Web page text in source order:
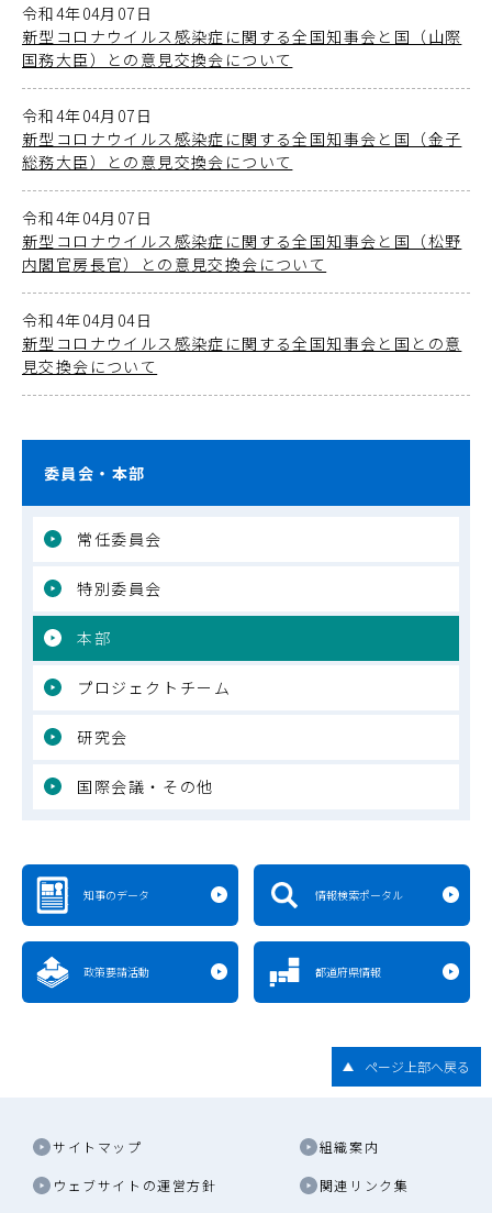
令和4年04月07日
新型コロナウイルス感染症に関する全国知事会と国（山際
国務大臣）との意見交換会について
令和4年04月07日
新型コロナウイルス感染症に関する全国知事会と国（金子
総務大臣）との意見交換会について
令和4年04月07日
新型コロナウイルス感染症に関する全国知事会と国（松野
内閣官房長官）との意見交換会について
令和4年04月04日
新型コロナウイルス感染症に関する全国知事会と国との意
見交換会について
委員会・本部
常任委員会
特別委員会
本部
プロジェクトチーム
研究会
国際会議・その他
知事のデータ 情報検索ポータル
政策要請活動 都道府県情報
ページ上部へ戻る
サイトマップ 組織案内
ウェブサイトの運営方針 関連リンク集